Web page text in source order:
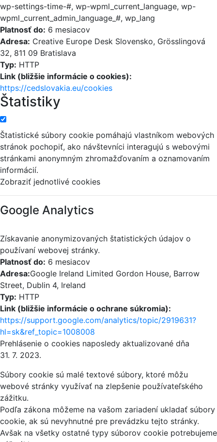
wp-settings-time-#, wp-wpml_current_language, wp-
wpml_current_admin_language_#, wp_lang
Platnosť do: 6 mesiacov
Adresa: Creative Europe Desk Slovensko, Grösslingová
32, 811 09 Bratislava
Typ: HTTP
Link (bližšie informácie o cookies):
https://cedslovakia.eu/cookies
Štatistiky
Štatistické súbory cookie pomáhajú vlastníkom webových
stránok pochopiť, ako návštevníci interagujú s webovými
stránkami anonymným zhromažďovaním a oznamovaním
informácií.
Zobraziť jednotlivé cookies
Google Analytics
Získavanie anonymizovaných štatistických údajov o
používaní webovej stránky.
Platnosť do: 6 mesiacov
Adresa:Google Ireland Limited Gordon House, Barrow
Street, Dublin 4, Ireland
Typ: HTTP
Link (bližšie informácie o ochrane súkromia):
https://support.google.com/analytics/topic/2919631?
hl=sk&ref_topic=1008008
Prehlásenie o cookies naposledy aktualizované dňa
31. 7. 2023.
Súbory cookie sú malé textové súbory, ktoré môžu
webové stránky využívať na zlepšenie používateľského
zážitku.
Podľa zákona môžeme na vašom zariadení ukladať súbory
cookie, ak sú nevyhnutné pre prevádzku tejto stránky.
Avšak na všetky ostatné typy súborov cookie potrebujeme